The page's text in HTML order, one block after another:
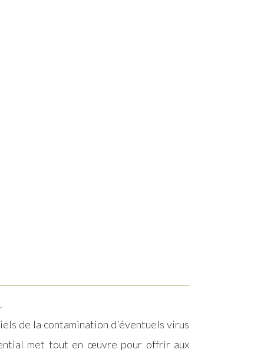
de la contamination d'éventuels virus
met tout en œuvre pour offrir aux